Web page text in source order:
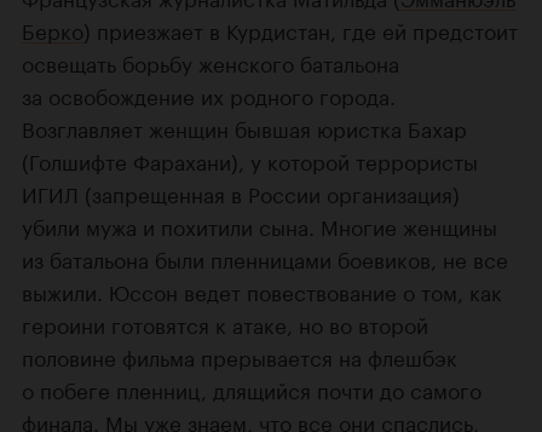
Берко) приезжает в Курдистан, где ей предстоит
освещать борьбу женского батальона
за освобождение их родного города.
Возглавляет женщин бывшая юристка Бахар
(Голшифте Фарахани), у которой террористы
ИГИЛ (запрещенная в России организация)
убили мужа и похитили сына. Многие женщины
из батальона были пленницами боевиков, не все
выжили. Юссон ведет повествование о том, как
героини готовятся к атаке, но во второй
половине фильма прерывается на флешбэк
о побеге пленниц, длящийся почти до самого
финала. Мы уже знаем, что все они спаслись,